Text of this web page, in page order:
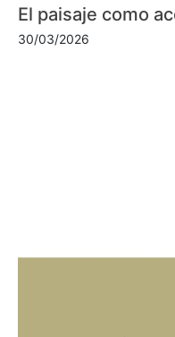
El paisaje como
30/03/2026